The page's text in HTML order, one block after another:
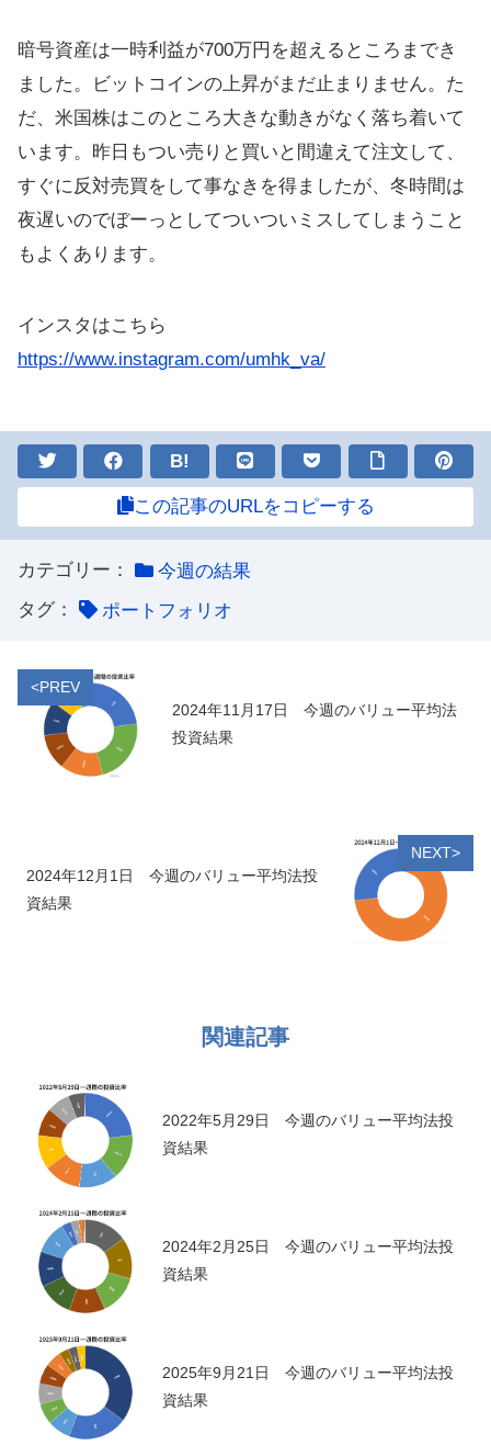
暗号資産は一時利益が700万円を超えるところまでき
ました。ビットコインの上昇がまだ止まりません。た
だ、米国株はこのところ大きな動きがなく落ち着いて
います。昨日もつい売りと買いと間違えて注文して、
すぐに反対売買をして事なきを得ましたが、冬時間は
夜遅いのでぼーっとしてついついミスしてしまうこと
もよくあります。
インスタはこちら
https://www.instagram.com/umhk_va/
B!
この記事のURLをコピーする
カテゴリー：
今週の結果
タグ：
ポートフォリオ
<PREV
2024年11月17日 今週のバリュー平均法
投資結果
NEXT>
2024年12月1日 今週のバリュー平均法投
資結果
関連記事
2022年5月29日 今週のバリュー平均法投
資結果
2024年2月25日 今週のバリュー平均法投
資結果
2025年9月21日 今週のバリュー平均法投
資結果